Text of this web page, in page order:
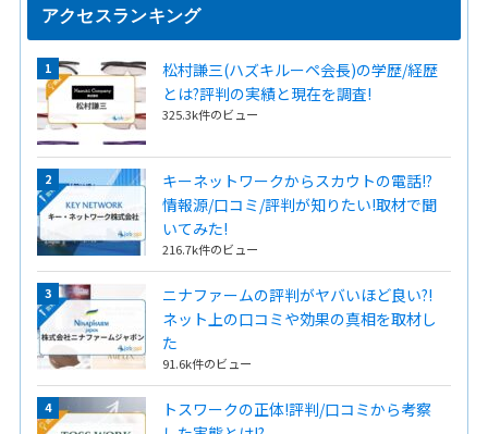
アクセスランキング
松村謙三(ハズキルーペ会長)の学歴/経歴
とは?評判の実績と現在を調査!
325.3k件のビュー
キーネットワークからスカウトの電話!?
情報源/口コミ/評判が知りたい!取材で聞
いてみた!
216.7k件のビュー
ニナファームの評判がヤバいほど良い?!
ネット上の口コミや効果の真相を取材し
た
91.6k件のビュー
トスワークの正体!評判/口コミから考察